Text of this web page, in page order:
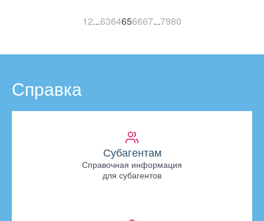
12...6364656667...7980
Справка
Субагентам
Справочная информация
для субагентов